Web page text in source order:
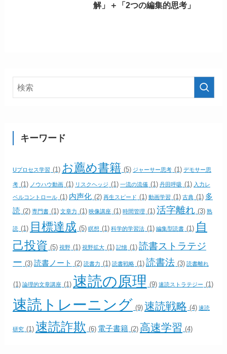
解」＋「2つの編集的思考」
キーワード
Uプロセス学習 (1) お薦め書籍 (5) ジャーサー思考 (1) デモサー思
考 (1) ノウハウ動画 (1) リスクヘッジ (1) 一流の流儀 (1) 丹田呼吸 (1) 入力レ
ベルコントロール (1) 内声化 (2) 再生スピード (1) 動画学習 (1) 古典 (1) 多
読 (2) 専門書 (1) 文章力 (1) 映像講座 (1) 時間管理 (1) 活字離れ (3) 熟
読 (1) 目標達成 (5) 瞑想 (1) 科学的学習法 (1) 編集型読書 (1) 自
己投資 (5) 視野 (1) 視野拡大 (1) 記憶 (1) 読書ストラテジ
ー (3) 読書ノート (2) 読書力 (1) 読書戦略 (1) 読書法 (3) 読書離れ
(1) 論理的文章講座 (1) 速読の原理 (9) 速読ストラテジー (1)
速読トレーニング (9) 速読戦略 (4) 速読
研究 (1) 速読詐欺 (6) 電子書籍 (2) 高速学習 (4)